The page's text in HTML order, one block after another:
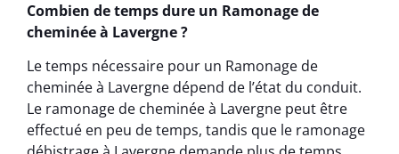
Combien de temps dure un Ramonage de
cheminée à Lavergne ?
Le temps nécessaire pour un Ramonage de
cheminée à Lavergne dépend de l’état du conduit.
Le ramonage de cheminée à Lavergne peut être
effectué en peu de temps, tandis que le ramonage